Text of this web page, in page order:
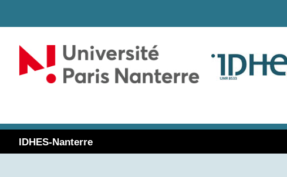
IDHES-Nanterre